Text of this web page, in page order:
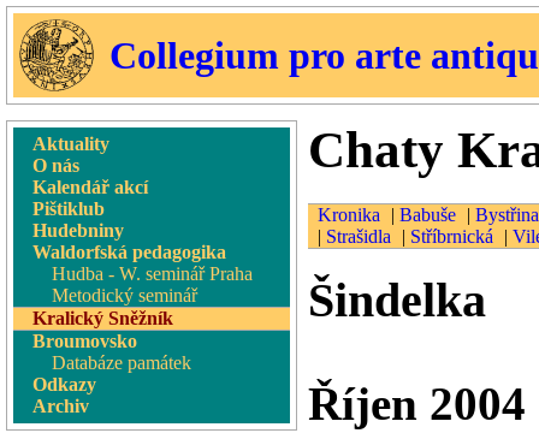
Collegium pro arte
Aktuality
O nás
Kalendář akcí
Pištiklub
Hudebniny
Waldorfská pedagogika
Hudba - W. seminář Praha
Metodický seminář
Kralický Sněžník
Broumovsko
Databáze památek
Odkazy
Archiv
Chaty
Kronika | Babuše | Bystřina
| Strašidla | Stříbrnická |
Šindelka
Říjen 2004